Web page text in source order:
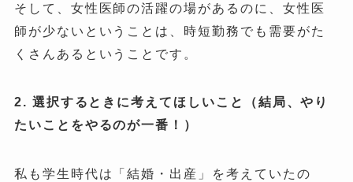
そして、女性医師の活躍の場があるのに、女性医
師が少ないということは、時短勤務でも需要がた
くさんあるということです。
2. 選択するときに考えてほしいこと（結局、やり
たいことをやるのが一番！）
私も学生時代は「結婚・出産」を考えていたの